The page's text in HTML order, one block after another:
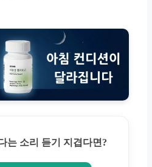
는 소리 듣기 지겹다면?